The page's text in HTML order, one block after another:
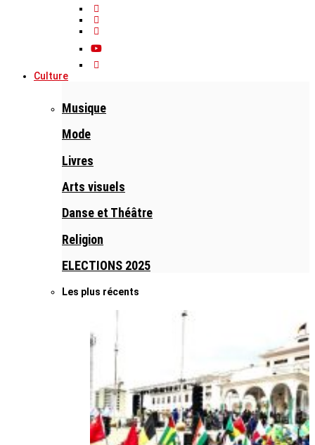
Culture
Musique
Mode
Livres
Arts visuels
Danse et Théâtre
Religion
ELECTIONS 2025
Les plus récents